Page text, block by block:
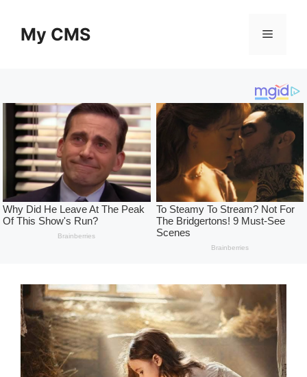
contentMy CMS Menu